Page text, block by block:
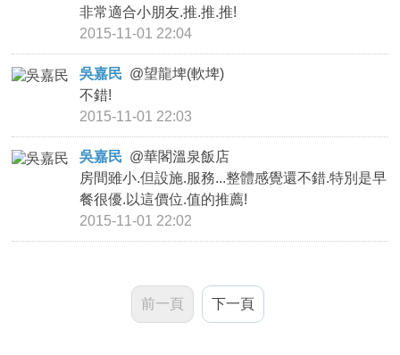
非常適合小朋友.推.推.推!
2015-11-01 22:04
吳嘉民 @望龍埤(軟埤)
不錯!
2015-11-01 22:03
吳嘉民 @華閣溫泉飯店
房間雖小.但設施.服務...整體感覺還不錯.特別是早
餐很優.以這價位.值的推薦!
2015-11-01 22:02
前一頁 下一頁